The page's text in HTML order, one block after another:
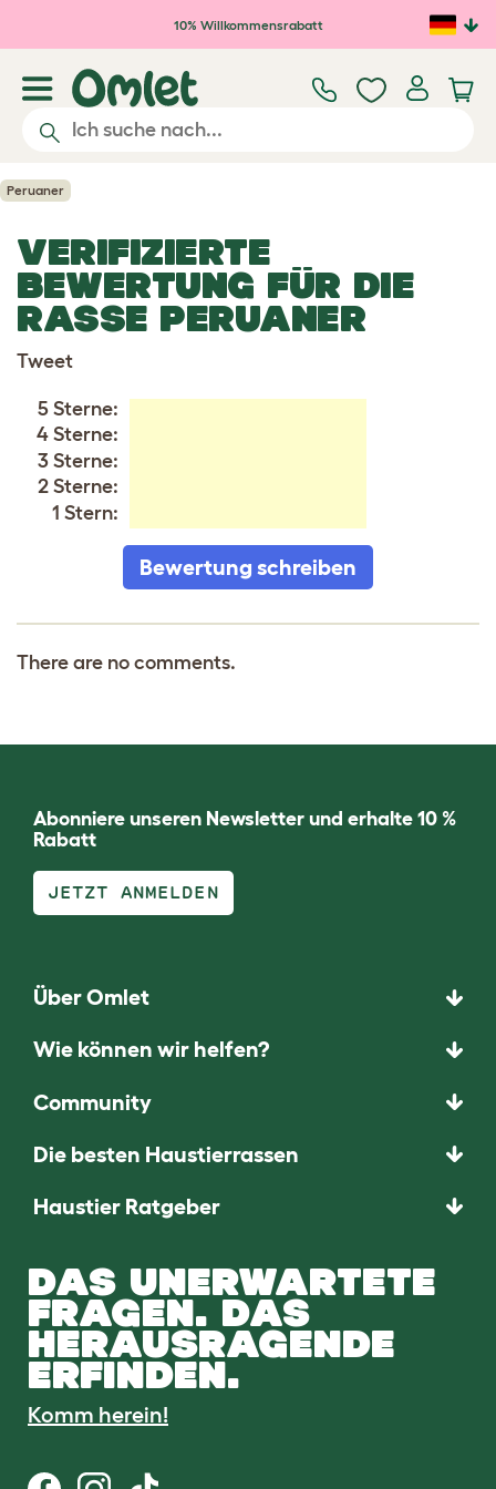
Zum Hauptinhalt springen
10% Willkommensrabatt
Peruaner
VERIFIZIERTE
BEWERTUNG FÜR DIE
RASSE PERUANER
Tweet
5 Sterne:
4 Sterne:
3 Sterne:
2 Sterne:
1 Stern:
Bewertung schreiben
There are no comments.
Abonniere unseren Newsletter und erhalte 10 %
Rabatt
JETZT ANMELDEN
Über Omlet
Wie können wir helfen?
Community
Die besten Haustierrassen
Haustier Ratgeber
DAS UNERWARTETE
FRAGEN. DAS
HERAUSRAGENDE
ERFINDEN.
Komm herein!